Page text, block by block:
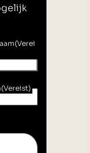
(Verei
(Vereist)